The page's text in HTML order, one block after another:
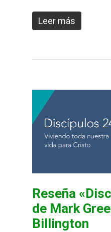
Leer más
Reseña
de Mark
Billington